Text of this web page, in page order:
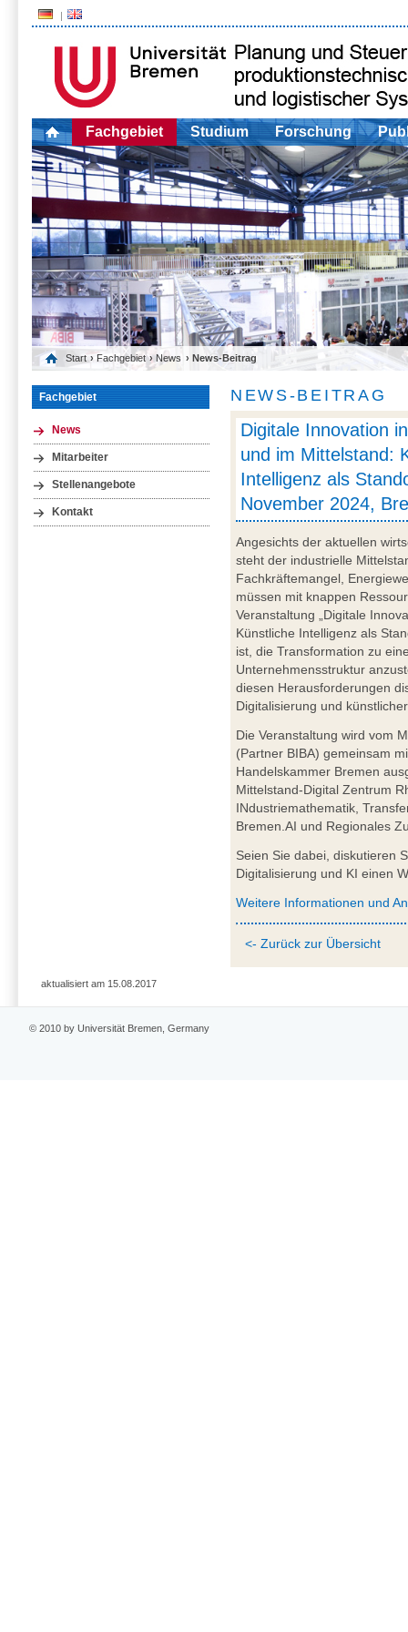
Fachgebiet Studium Forschung
Start › Fachgebiet › News › News-Beitrag
Fachgebiet
News
Mitarbeiter
Stellenangebote
Kontakt
NEWS-BEITRAG
Digitale Innovation
und im Mittelstand:
Intelligenz als
November 2024,
Angesichts der aktuellen
steht der industrielle
Fachkräftemangel,
müssen mit knappen
Veranstaltung „Digitale
Künstliche Intelligenz als
ist, die Transformation zu
Unternehmensstruktur
diesen Herausforderungen
Digitalisierung und
Die Veranstaltung wird vom
(Partner BIBA) gemeinsam
Handelskammer Bremen
Mittelstand-Digital Zentrum
INdustriemathematik,
Bremen.AI und Regionales
Seien Sie dabei, diskutieren
Digitalisierung und KI einen
Weitere Informationen und
<- Zurück zur Übersicht
aktualisiert am 15.08.2017
© 2010 by Universität Bremen, Germany